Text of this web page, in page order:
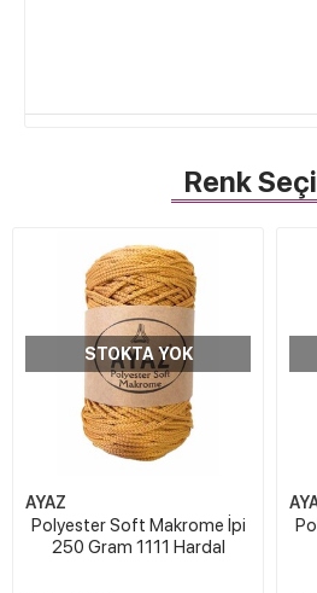
Renk
STOKTA YOK
AYAZ
Polyester Soft Makrome İpi
250 Gram 1111 Hardal